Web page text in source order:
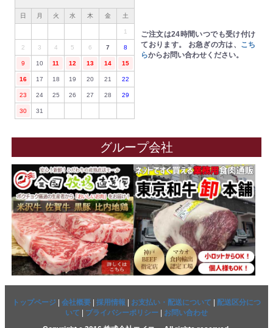
日 月 火 水 木 金 土
1
2 3 4 5 6 7 8
9 10 11 12 13 14 15
16 17 18 19 20 21 22
23 24 25 26 27 28 29
30 31
ご注文は24時間いつでも受け付け
ております。 お急ぎの方は、 こち
らからお問い合わせください。
グループ会社
トップページ 会社概要 採用情報 お支払い・配送について
配送区分につ
いて
プライバシーポリシー
お問い合わせ